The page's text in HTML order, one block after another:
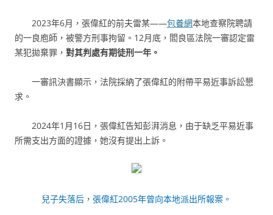
2023年6月，張偉紅的前夫雷某——包養網本地查察院聘請
的一良庖師，被警方刑事拘留。12月底，閻良區法院一審認定雷
某犯拋棄罪， 對其判處有期徒刑一年。
一審訊決書顯示，法院採納了張偉紅的附帶平易近事訴訟懇
求。
2024年1月16日，張偉紅告知彭湃消息，由于缺乏平易近事
所需支出方面的證據，她沒有提出上訴。
兒子失落后，張偉紅2005年曾向本地派出所報案。